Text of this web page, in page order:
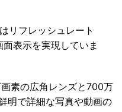
リフレッシュレート
表示を実現していま
素の広角レンズと700万
明で詳細な写真や動画の